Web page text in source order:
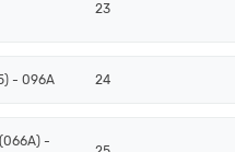
23
- 096A 24
-